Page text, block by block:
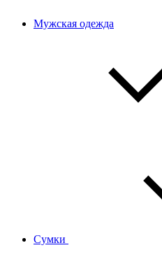
Мужская одежда
Сумки